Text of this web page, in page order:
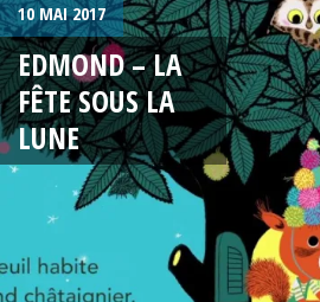
10 MAI 2017
EDMOND – LA
FÊTE SOUS LA
LUNE